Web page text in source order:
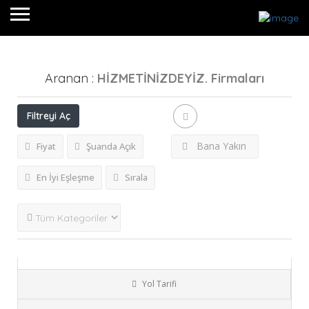
Aranan : HİZMETİNİZDEYİZ. Firmaları
Filtreyi Aç
Fiyat Şuanda Açık Bana Yakın
En İyi Eşleşme Sırala
Masal Düğün Salonu K..
Düğün,GÜNLERİNİZDE,HİZMETİNİZDEYİZ.,
Yol Tarifi